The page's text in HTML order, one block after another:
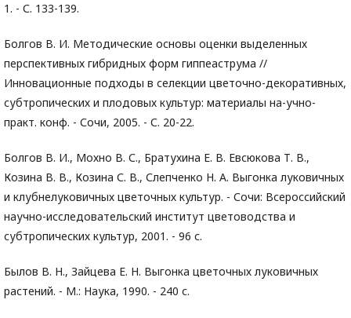
1. - С. 133-139.
Болгов В. И. Методические основы оценки выделенных
перспективных гибридных форм гиппеаструма //
Инновационные подходы в селекции цветочно-декоративных,
субтропических и плодовых культур: материалы на-учно-
практ. конф. - Сочи, 2005. - С. 20-22.
Болгов В. И., Мохно В. С., Братухина Е. В. Евсюкова Т. В.,
Козина В. В., Козина С. В., Слепченко Н. А. Выгонка луковичных
и клубнелуковичных цветочных культур. - Сочи: Всероссийский
научно-исследовательский институт цветоводства и
субтропических культур, 2001. - 96 с.
Былов В. Н., Зайцева Е. Н. Выгонка цветочных луковичных
растений. - М.: Наука, 1990. - 240 с.